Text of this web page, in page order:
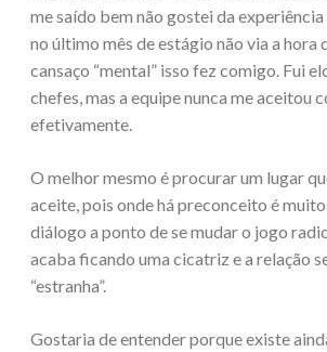
me saído bem não gostei da
no último mês de estágio não via a hora
cansaço “mental” isso fez comigo. Fui
chefes, mas a equipe nunca me aceitou
efetivamente.
O melhor mesmo é procurar um lugar
aceite, pois onde há preconceito é
diálogo a ponto de se mudar o jogo
acaba ficando uma cicatriz e a relação
“estranha”.
Gostaria de entender porque existe